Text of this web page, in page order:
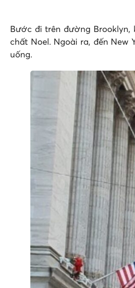
Bước đi trên đường
chất Noel. Ngoài ra, đến New
uống.